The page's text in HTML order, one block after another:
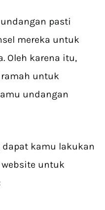
pasti
mereka untuk
Oleh karena itu,
untuk
undangan
dapat kamu lakukan
untuk